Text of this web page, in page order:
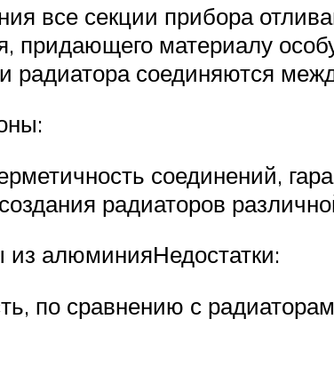
все секции прибора
придающего материалу
радиатора соединяются
соединений,
радиаторов
алюминияНедостатки:
по сравнению с